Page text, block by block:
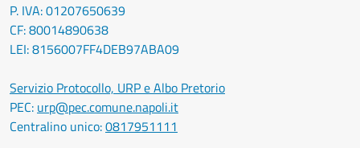
P. IVA: 01207650639
CF: 80014890638
LEI: 8156007FF4DEB97ABA09
Servizio Protocollo, URP e Albo Pretorio
PEC: urp@pec.comune.napoli.it
Centralino unico:0817951111